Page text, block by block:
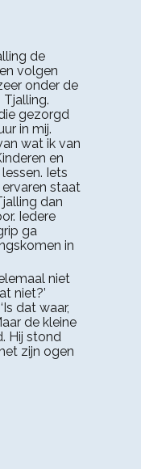
de
volgen
onder de
gezorgd
in mij.
wat ik van
en
Iets
staat
dan
Iedere
ga
in
niet
niet?’
dat waar,
de kleine
Hij stond
zijn ogen